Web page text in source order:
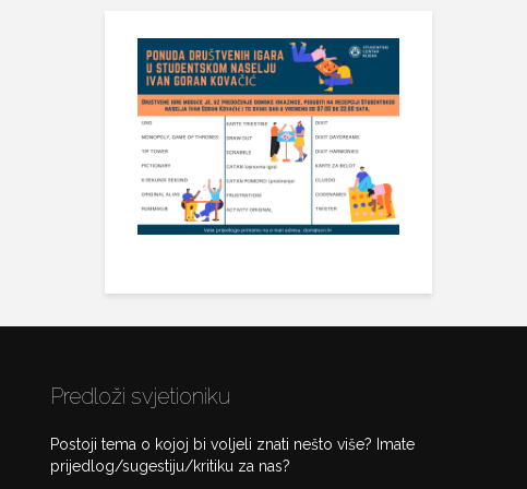
Predloži svjetioniku
Postoji tema o kojoj bi voljeli znati nešto više? Imate
prijedlog/sugestiju/kritiku za nas?